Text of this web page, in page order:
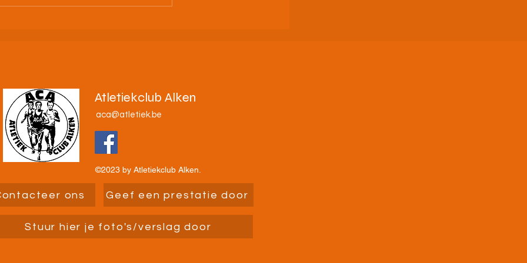
Atletiekclub Alken
aca@atletiek.be
©2023 by Atletiekclub Alken.
ons Geef een prestatie door
Stuur hier je foto's/verslag door